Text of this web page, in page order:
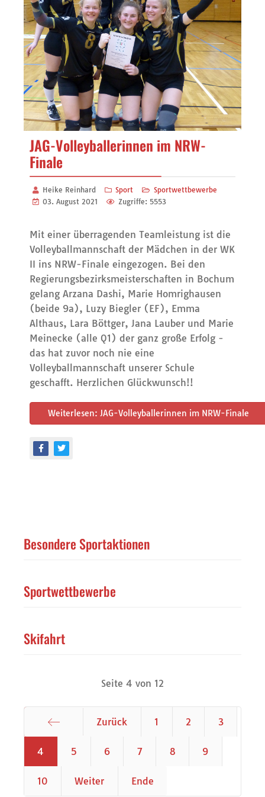
JAG-Volleyballerinnen im NRW-
Finale
Heike Reinhard Sport
Sportwettbewerbe
03. August 2021
Zugriffe: 5553
Mit einer überragenden Teamleistung ist die
Volleyballmannschaft der Mädchen in der WK
II ins NRW-Finale eingezogen. Bei den
Regierungsbezirksmeisterschaften in Bochum
gelang Arzana Dashi, Marie Homrighausen
(beide 9a), Luzy Biegler (EF), Emma
Althaus, Lara Böttger, Jana Lauber und Marie
Meinecke (alle Q1) der ganz große Erfolg -
das hat zuvor noch nie eine
Volleyballmannschaft unserer Schule
geschafft. Herzlichen Glückwunsch!!
Weiterlesen: JAG-Volleyballerinnen im NRW-Finale
Besondere Sportaktionen
Sportwettbewerbe
Skifahrt
Seite 4 von 12
Zurück 1 2 3
4 5 6 7 8 9
10 Weiter Ende